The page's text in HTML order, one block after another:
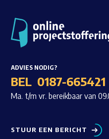
ADVIES NODIG?
BEL 0187-665421
Ma. t/m vr. bereikbaar van
STUUR EEN BERICHT